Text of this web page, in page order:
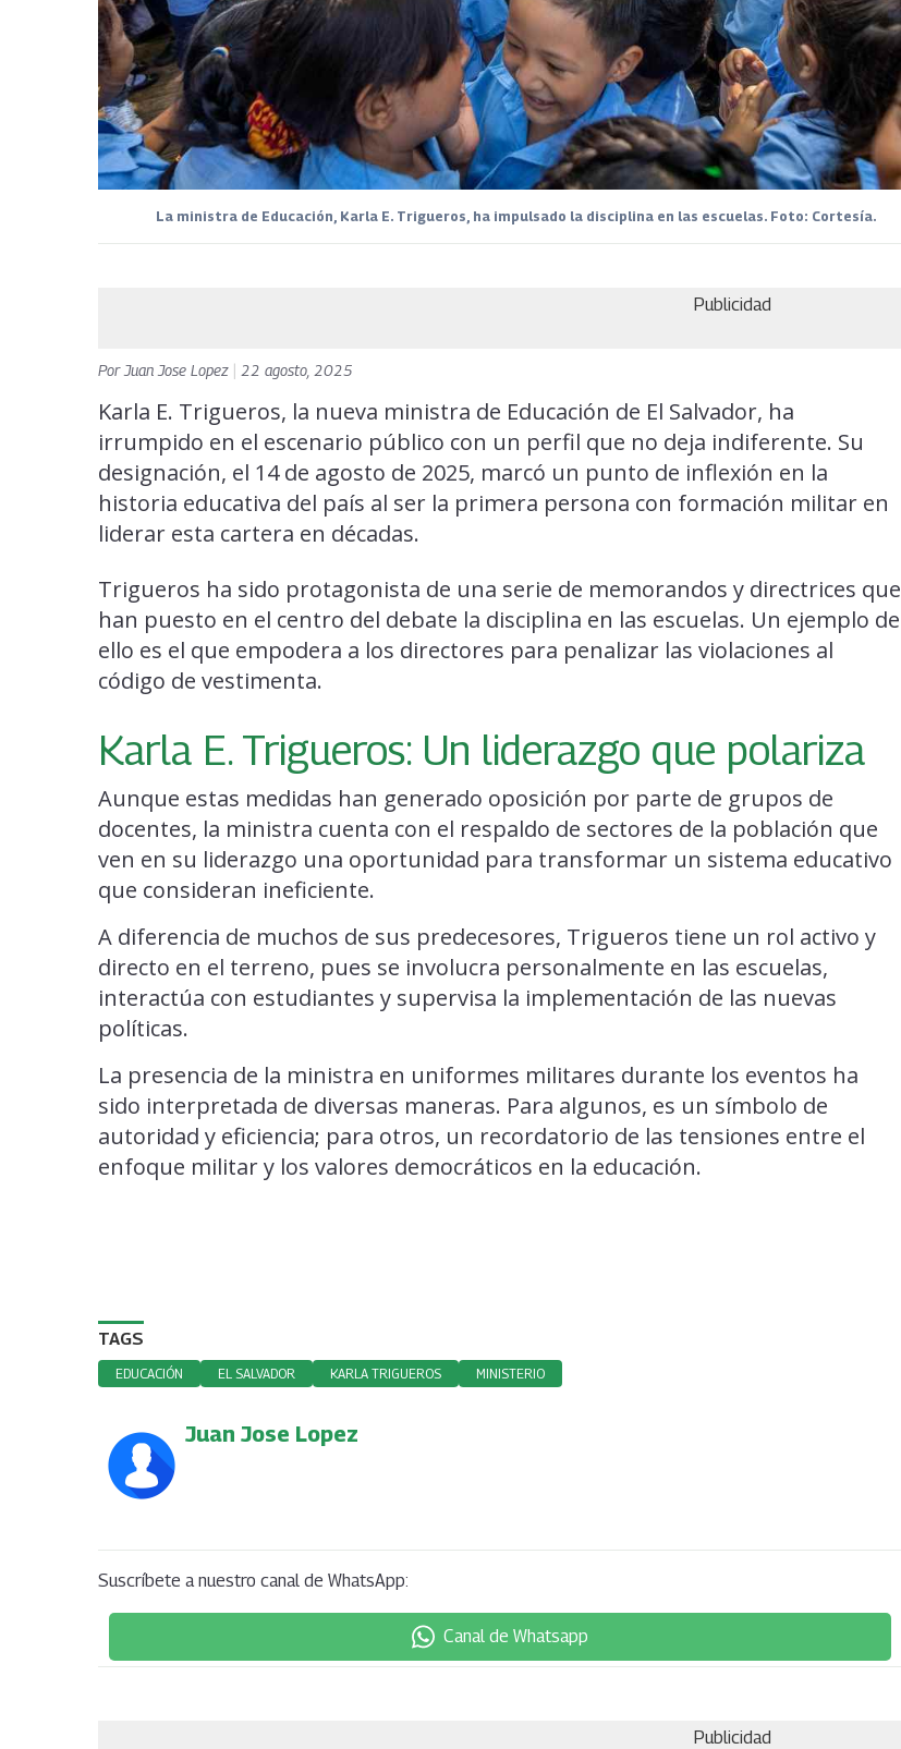
La ministra de Educación, Karla E. Trigueros, ha impulsado la disciplina en las escuelas. Foto: Cortesía.
Publicidad
Por Juan Jose Lopez 22 agosto, 2025
Karla E. Trigueros, la nueva ministra de Educación de El Salvador, ha
irrumpido en el escenario público con un perfil que no deja indiferente. Su
designación, el 14 de agosto de 2025, marcó un punto de inflexión en la
historia educativa del país al ser la primera persona con formación militar en
liderar esta cartera en décadas.
Trigueros ha sido protagonista de una serie de memorandos y directrices que
han puesto en el centro del debate la disciplina en las escuelas. Un ejemplo de
ello es el que empodera a los directores para penalizar las violaciones al
código de vestimenta.
Karla E. Trigueros: Un liderazgo que polariza
Aunque estas medidas han generado oposición por parte de grupos de
docentes, la ministra cuenta con el respaldo de sectores de la población que
ven en su liderazgo una oportunidad para transformar un sistema educativo
que consideran ineficiente.
A diferencia de muchos de sus predecesores, Trigueros tiene un rol activo y
directo en el terreno, pues se involucra personalmente en las escuelas,
interactúa con estudiantes y supervisa la implementación de las nuevas
políticas.
La presencia de la ministra en uniformes militares durante los eventos ha
sido interpretada de diversas maneras. Para algunos, es un símbolo de
autoridad y eficiencia; para otros, un recordatorio de las tensiones entre el
enfoque militar y los valores democráticos en la educación.
TAGS
EDUCACIÓN EL SALVADOR KARLA TRIGUEROS MINISTERIO
Juan Jose Lopez
Suscríbete a nuestro canal de WhatsApp:
Canal de Whatsapp
Publicidad